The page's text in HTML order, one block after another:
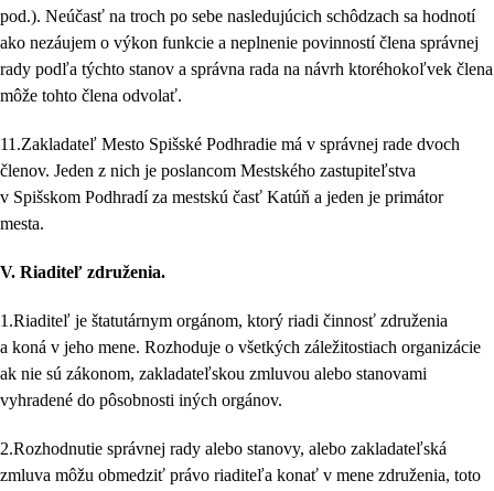
pod.). Neúčasť na troch po sebe nasledujúcich schôdzach sa hodnotí
ako nezáujem o výkon funkcie a neplnenie povinností člena správnej
rady podľa týchto stanov a správna rada na návrh ktoréhokoľvek člena
môže tohto člena odvolať.
11.Zakladateľ Mesto Spišské Podhradie má v správnej rade dvoch
členov. Jeden z nich je poslancom Mestského zastupiteľstva
v Spišskom Podhradí za mestskú časť Katúň a jeden je primátor
mesta.
V. Riaditeľ združenia.
1.Riaditeľ je štatutárnym orgánom, ktorý riadi činnosť združenia
a koná v jeho mene. Rozhoduje o všetkých záležitostiach organizácie
ak nie sú zákonom, zakladateľskou zmluvou alebo stanovami
vyhradené do pôsobnosti iných orgánov.
2.Rozhodnutie správnej rady alebo stanovy, alebo zakladateľská
zmluva môžu obmedziť právo riaditeľa konať v mene združenia, toto